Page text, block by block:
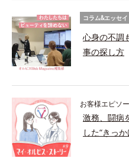
コラム&エッセイ
心身の不調
事の探し方
お客様エピソ
激務、闘病
した“きっか